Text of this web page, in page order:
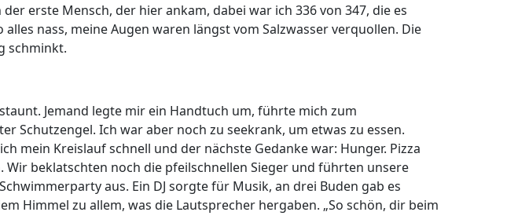
erste Mensch, der hier ankam, dabei war ich 336 von 347, die es
nass, meine Augen waren längst vom Salzwasser verquollen. Die
schminkt.
Jemand legte mir ein Handtuch um, führte mich zum
Schutzengel. Ich war aber noch zu seekrank, um etwas zu essen.
mein Kreislauf schnell und der nächste Gedanke war: Hunger. Pizza
beklatschten noch die pfeilschnellen Sieger und führten unsere
aus. Ein DJ sorgte für Musik, an drei Buden gab es
Himmel zu allem, was die Lautsprecher hergaben. „So schön, dir beim